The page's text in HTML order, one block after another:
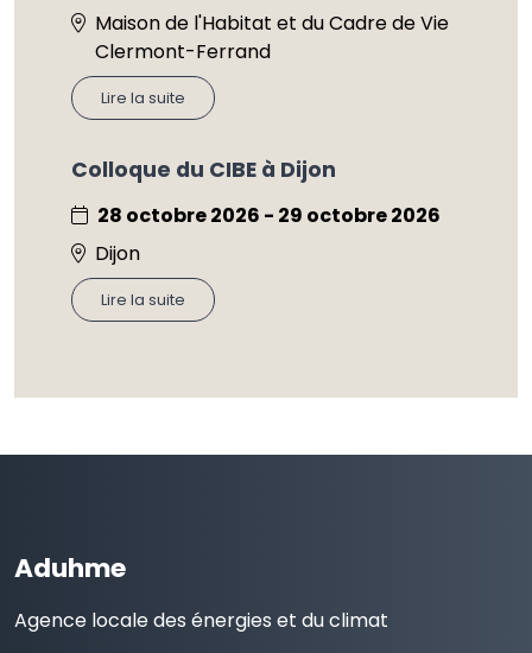
Maison de l'Habitat et du Cadre de Vie
Clermont-Ferrand
Lire la suite
Colloque du CIBE à Dijon
28 octobre 2026 - 29 octobre 2026
Dijon
Lire la suite
Aduhme
Agence locale des énergies et du climat